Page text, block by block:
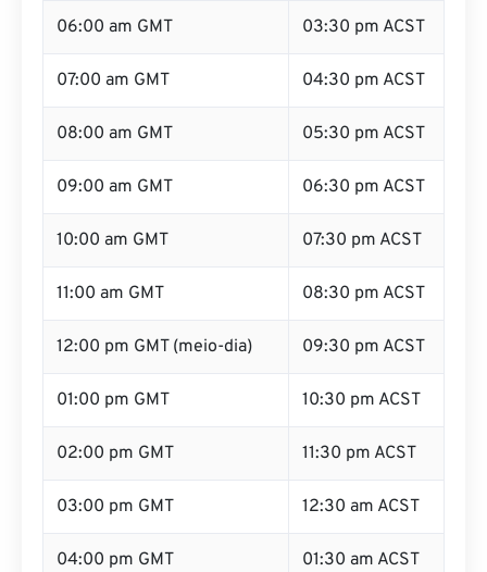
06:00 am GMT 03:30 pm ACST
07:00 am GMT 04:30 pm ACST
08:00 am GMT 05:30 pm ACST
09:00 am GMT 06:30 pm ACST
10:00 am GMT 07:30 pm ACST
11:00 am GMT 08:30 pm ACST
12:00 pm GMT (meio-dia) 09:30 pm ACST
01:00 pm GMT 10:30 pm ACST
02:00 pm GMT 11:30 pm ACST
03:00 pm GMT 12:30 am ACST
04:00 pm GMT 01:30 am ACST